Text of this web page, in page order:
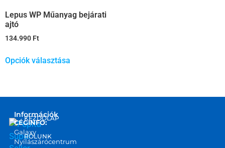
Lepus WP Műanyag bejárati
ajtó
134.990 Ft
Opciók választása
Információk
CÉGINFO:
Galaxy
Nyílászárócentrum
KEZDŐLAP
RÓLUNK